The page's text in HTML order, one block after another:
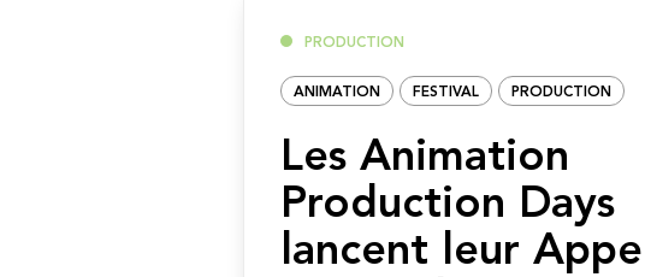
PRODUCTION
ANIMATION FESTIVAL PRODUCTION
Les Animation
Production Days
lancent leur